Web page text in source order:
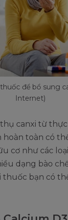
để bổ sung
Internet)
canxi từ
hoàn toàn có
cơ như các
dạng bào
thuốc bạn có